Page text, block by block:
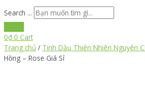
Search ...
0₫ 0 Cart
Trang chủ / Tinh Dầu Thiên Nhiên Nguyên
Hồng – Rose Giá Sỉ